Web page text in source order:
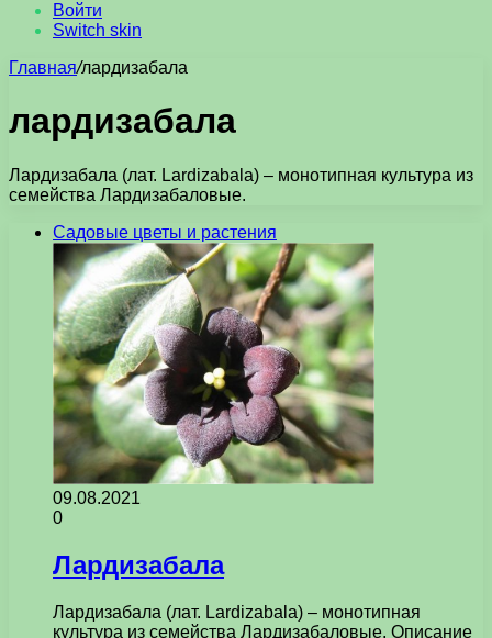
Войти
Switch skin
Главная/лардизабала
лардизабала
Лардизабала (лат. Lardizabala) – монотипная культура из
семейства Лардизабаловые.
Садовые цветы и растения
09.08.2021
0
Лардизабала
Лардизабала (лат. Lardizabala) – монотипная
культура из семейства Лардизабаловые. Описание